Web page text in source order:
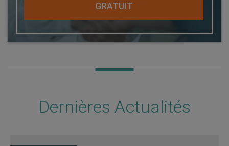
GRATUIT
Dernières Actualités